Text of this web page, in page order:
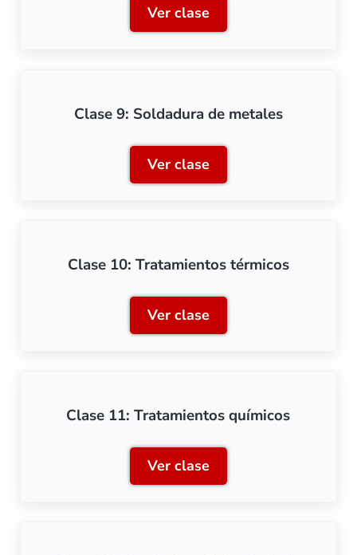
Ver claseClase 8: Técnicas de
Clase 9: Soldadura de metales
Ver claseClase 9: Soldadura de
Clase 10: Tratamientos térmicos
Ver claseClase 10: Tratamientos
Clase 11: Tratamientos químicos
Ver claseClase 11: Tratamientos